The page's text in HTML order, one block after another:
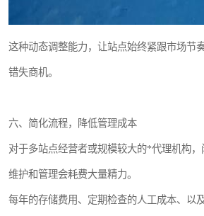
这种动态调整能力，让站点始终紧跟市场节
错失商机。
六、简化流程，降低管理成本
对于多站点经营者或规模较大的*代理机构，
维护和管理会耗费大量精力。
每年的存储费用、定期检查的人工成本、以